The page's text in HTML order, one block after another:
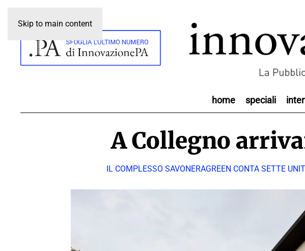
Skip to main content
home speciali
A Collegno
IL COMPLESSO SAVONERAGREEN CONTA SETTE